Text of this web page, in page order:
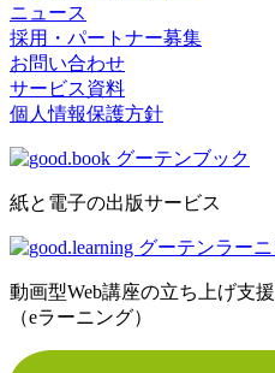
ニュース
採用・パートナー募集
お問い合わせ
サービス資料
個人情報保護方針
紙と電子の出版サービス
動画型Web講座の立ち上げ支援
（eラーニング）